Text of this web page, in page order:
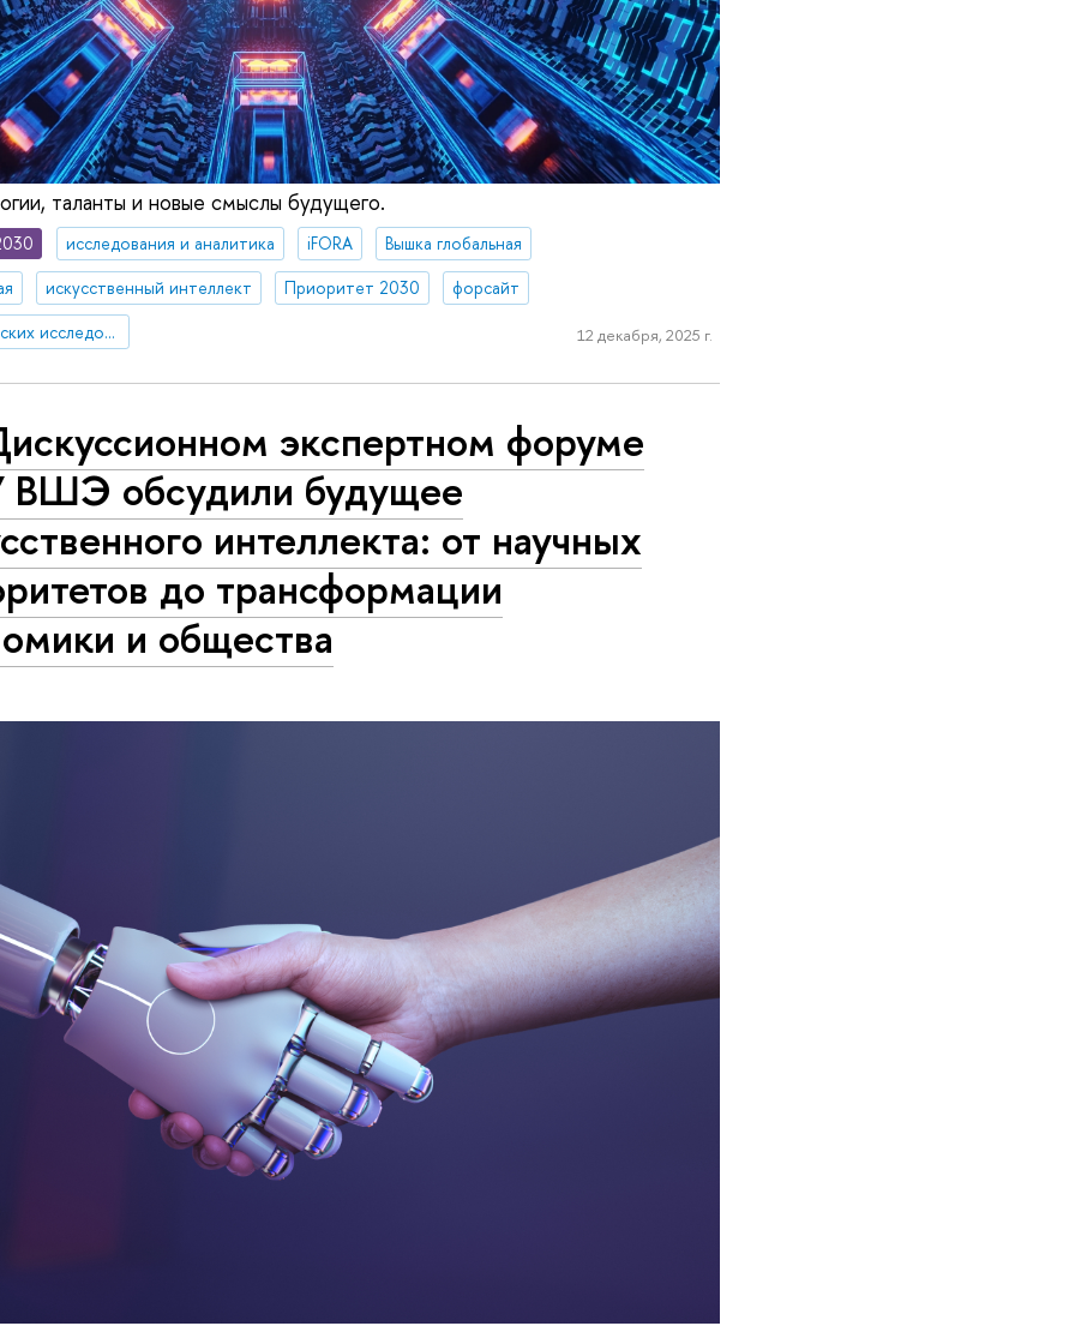
таланты и новые смыслы будущего.
исследования и аналитика iFORA
Вышка глобальная
искусственный интеллект Приоритет 2030
форсайт
Институт статистических исследований и экономики знаний
12 декабря, 2025 г.
экспертном форуме
обсудили будущее
интеллекта: от научных
до трансформации
и общества